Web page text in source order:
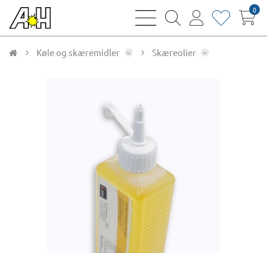
bars
magnifying
user
heart0
Køle og skæremidler Skæreolier